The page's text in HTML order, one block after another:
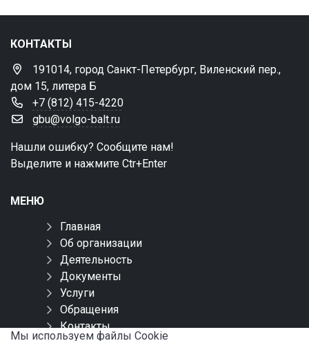
КОНТАКТЫ
191014, город Санкт-Петербург, Виленский пер.,
дом 15, литера Б
+7 (812) 415-4220
gbu@volgo-balt.ru
Нашли ошибку? Сообщите нам!
Выделите и нажмите Ctr+Enter
МЕНЮ
Главная
Об организации
Деятельность
Документы
Услуги
Обращения
Контакты
Мы используем файлы Сookie